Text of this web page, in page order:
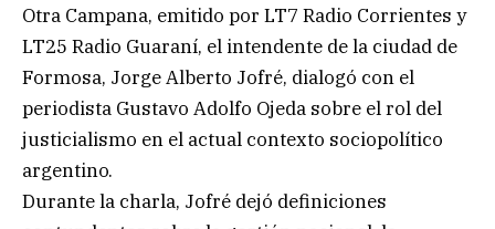
Otra Campana, emitido por LT7 Radio Corrientes y
LT25 Radio Guaraní, el intendente de la ciudad de
Formosa, Jorge Alberto Jofré, dialogó con el
periodista Gustavo Adolfo Ojeda sobre el rol del
justicialismo en el actual contexto sociopolítico
argentino.
Durante la charla, Jofré dejó definiciones